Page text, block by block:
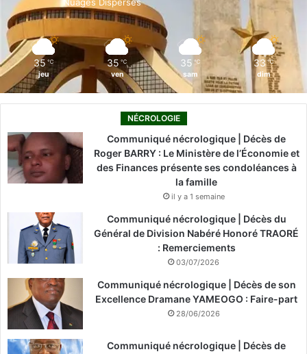
k
n
35 ℃
jeu
35 ℃
ven
35 ℃
sam
33 ℃
dim
NÉCROLOGIE
Communiqué nécrologique | Décès de
Roger BARRY : Le Ministère de l’Économie et
des Finances présente ses condoléances à
la famille
il y a 1 semaine
Communiqué nécrologique | Décès du
Général de Division Nabéré Honoré TRAORÉ
: Remerciements
03/07/2026
Communiqué nécrologique | Décès de son
Excellence Dramane YAMEOGO : Faire-part
28/06/2026
Communiqué nécrologique | Décès de